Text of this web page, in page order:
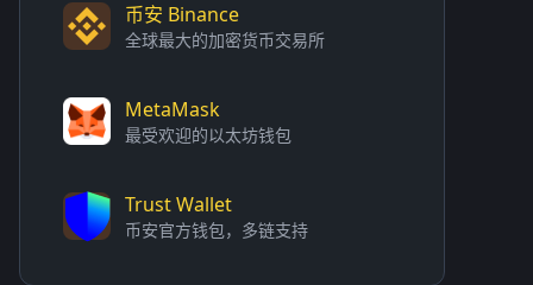
币安 Binance
全球最大的加密货币交易所
MetaMask
最受欢迎的以太坊钱包
Trust Wallet
币安官方钱包，多链支持